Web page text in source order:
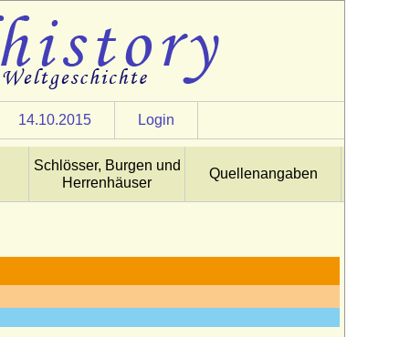
14.10.2015 Login
Schlösser, Burgen und
Herrenhäuser
Quellenangaben